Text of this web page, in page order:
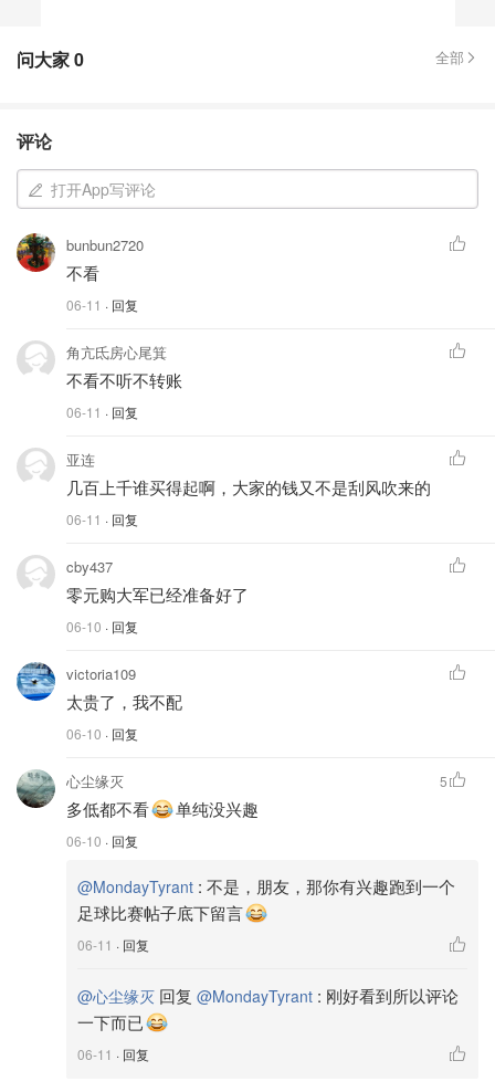
问大家0 全部
评论
打开App写评论
bunbun2720
不看
06-11 · 回复
角亢氐房心尾箕
不看不听不转账
06-11 · 回复
亚连
几百上千谁买得起啊，大家的钱又不是刮风吹来的
06-11 · 回复
cby437
零元购大军已经准备好了
06-10 · 回复
victoria109
太贵了，我不配
06-10 · 回复
心尘缘灭
多低都不看 单纯没兴趣
06-10 · 回复
5
@MondayTyrant : 不是，朋友，那你有兴趣跑到一个
足球比赛帖子底下留言
06-11 · 回复
@心尘缘灭 回复 @MondayTyrant : 刚好看到所以评论
一下而已
06-11 · 回复